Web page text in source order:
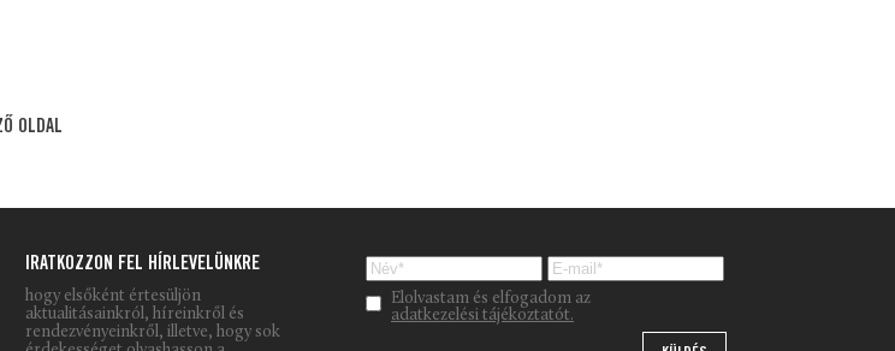
OLDAL
IRATKOZZON FEL HÍRLEVELÜNKRE
hogy elsőként értesüljön
aktualitásainkról, híreinkről és
rendezvényeinkről, illetve, hogy sok
Please leave this field empty.
Elolvastam és elfogadom az
adatkezelési tájékoztatót.